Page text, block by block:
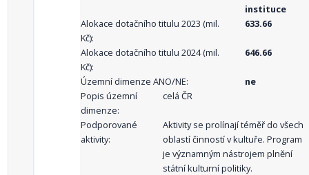
instituce
Alokace dotačního titulu 2023 (mil.
Kč):
633.66
Alokace dotačního titulu 2024 (mil.
Kč):
646.66
Územní dimenze ANO/NE:
ne
Popis územní
dimenze:
celá ČR
Podporované
aktivity:
Aktivity se prolínají téměř do všech
oblastí činností v kultuře. Program
je významným nástrojem plnění
státní kulturní politiky.